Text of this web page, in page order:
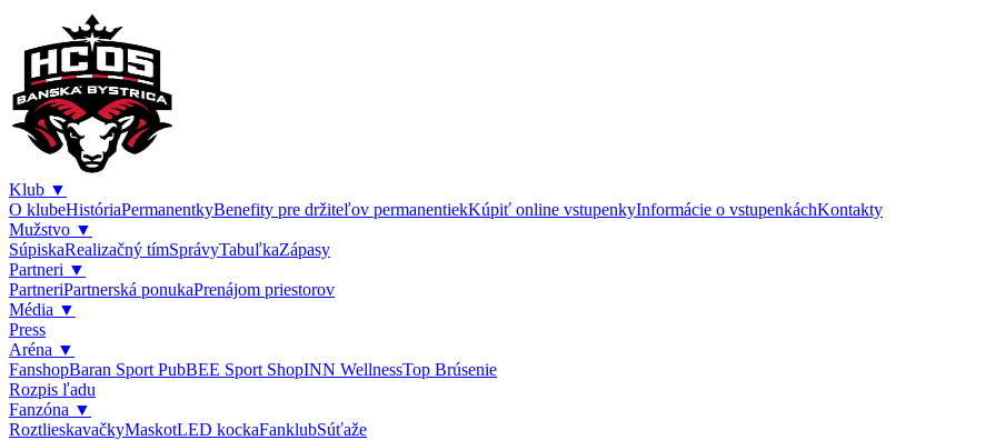
Klub ▼
O klubeHistóriaPermanentkyBenefity pre držiteľov permanentiekKúpiť online vstupenkyInformácie o vstupenkáchKontakty
Mužstvo ▼
SúpiskaRealizačný tímSprávyTabuľkaZápasy
Partneri ▼
PartneriPartnerská ponukaPrenájom priestorov
Média ▼
Press
Aréna ▼
FanshopBaran Sport PubBEE Sport ShopINN WellnessTop Brúsenie
Rozpis ľadu
Fanzóna ▼
RoztlieskavačkyMaskotLED kockaFanklubSúťaže